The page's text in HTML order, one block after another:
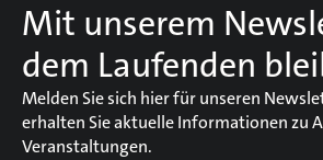
Mit unserem
dem Laufenden
Melden Sie sich hier für unseren
erhalten Sie aktuelle Informationen zu
Veranstaltungen.